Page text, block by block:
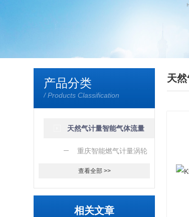
产品分类
/ Products Classification
天然气计量智能气体流量
计厂家
重庆智能燃气计量涡轮
流量计
查看全部 >>
相关文章
天